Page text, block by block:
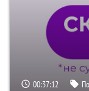
00:37:11